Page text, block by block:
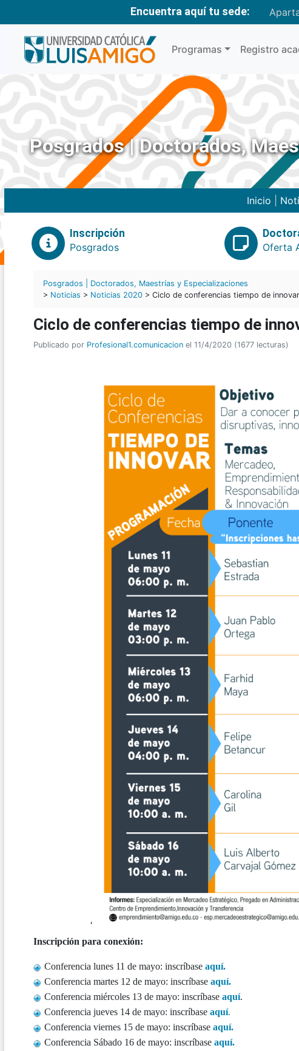
Encuentra aquí tu sede:
Programas Registro
Posgrados | Doctorados,
Inicio
Inscripción
Posgrados
Oferta
Posgrados | Doctorados, Maestrías y Especializaciones
> Noticias > Noticias 2020 > Ciclo de conferencias tiempo de innovar
Ciclo de conferencias tiempo de
Publicado por Profesional1.comunicacion el 11/4/2020 (1677 lecturas)
Inscripción para conexión:
Conferencia lunes 11 de mayo: inscríbase aquí.
Conferencia martes 12 de mayo: inscríbase aquí.
Conferencia miércoles 13 de mayo: inscríbase aquí.
Conferencia jueves 14 de mayo: inscríbase aquí.
Conferencia viernes 15 de mayo: inscríbase aquí.
Conferencia Sábado 16 de mayo: inscríbase aquí.